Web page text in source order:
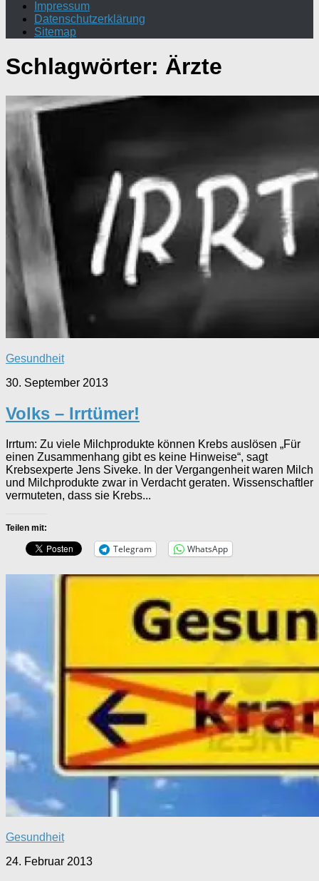
Impressum
Datenschutzerklärung
Sitemap
Schlagwörter: Ärzte
Gesundheit
30. September 2013
Volks – Irrtümer!
Irrtum: Zu viele Milchprodukte können Krebs auslösen „Für
einen Zusammenhang gibt es keine Hinweise“, sagt
Krebsexperte Jens Siveke. In der Vergangenheit waren Milch
und Milchprodukte zwar in Verdacht geraten. Wissenschaftler
vermuteten, dass sie Krebs...
Teilen mit:
Telegram WhatsApp
Gesundheit
24. Februar 2013